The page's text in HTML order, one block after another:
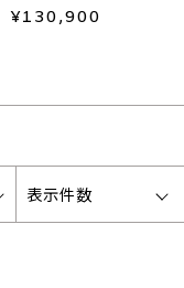
ーカフ(片耳用)
¥130,900
表示件数